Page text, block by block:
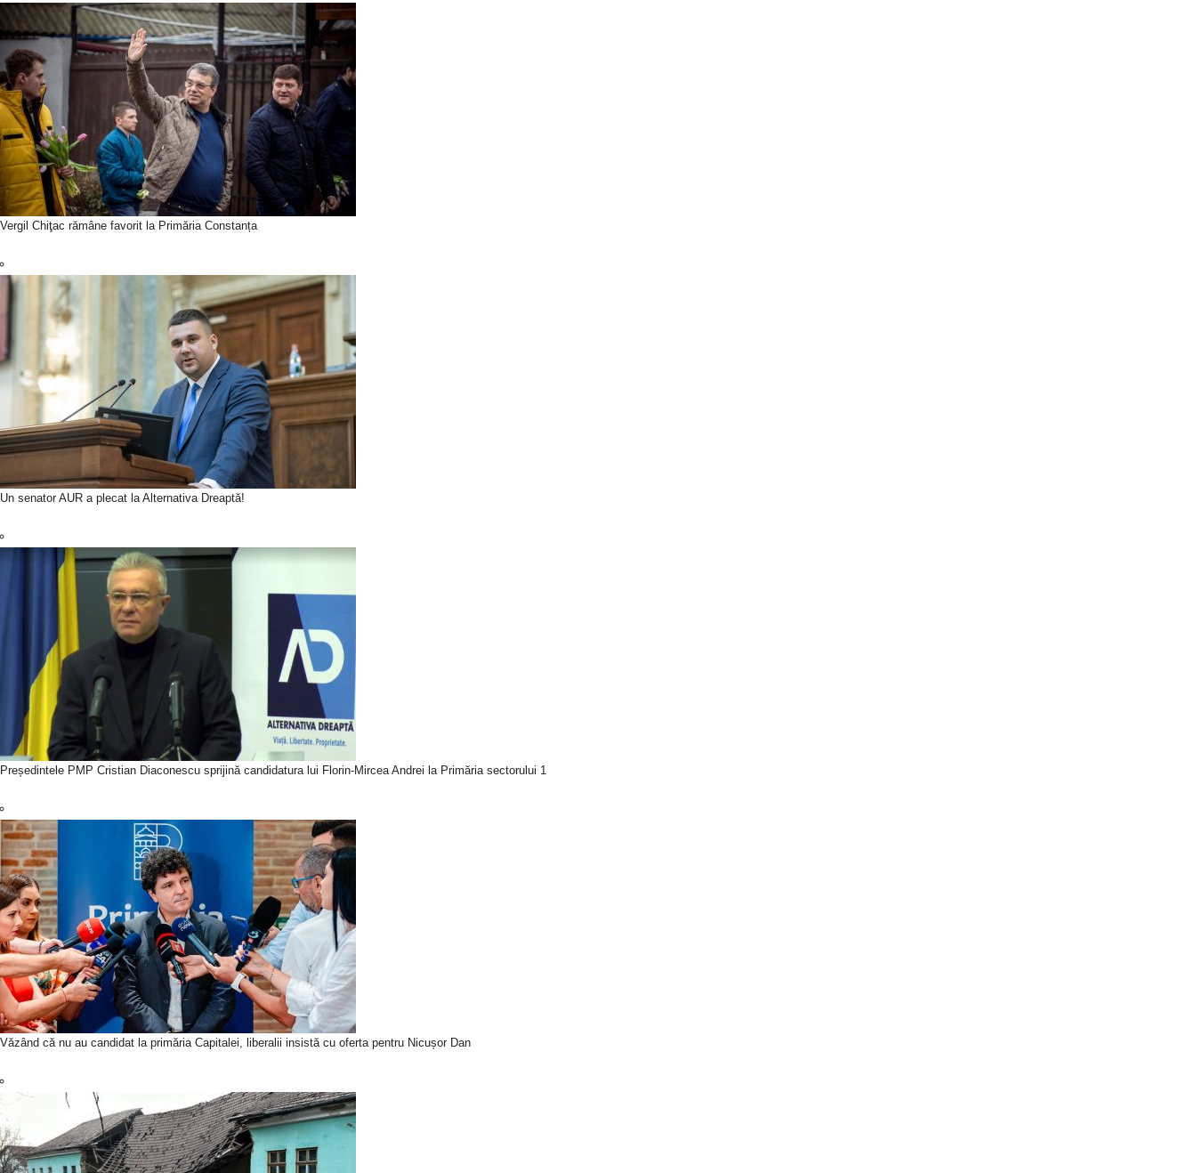
Vergil Chiţac rămâne favorit la Primăria Constanța
Un senator AUR a plecat la Alternativa Dreaptă!
Președintele PMP Cristian Diaconescu sprijină candidatura lui Florin-Mircea Andrei la Primăria sectorului 1
Văzând că nu au candidat la primăria Capitalei, liberalii insistă cu oferta pentru Nicușor Dan